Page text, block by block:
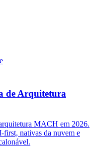
de Arquitetura
MACH em 2026.
first, nativas da nuvem e